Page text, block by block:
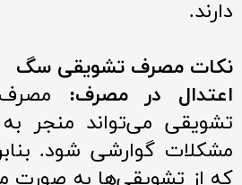
دارند.
نکات مصرف تشویقی سگ
اعتدال در مصرف:
تشویقی می‌تواند منجر
مشکلات گوارشی شود.